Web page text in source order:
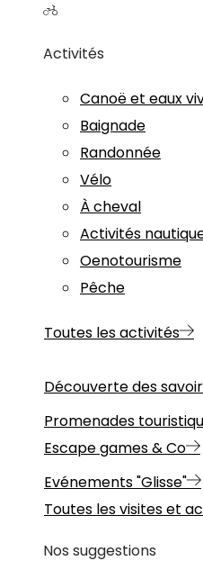
Activités
Canoë et eaux
Baignade
Randonnée
Vélo
À cheval
Activités
Oenotourisme
Pêche
Toutes les activités
Découverte des
Promenades
Escape games & Co
Evénements "Glisse"
Toutes les visites et
Nos suggestions